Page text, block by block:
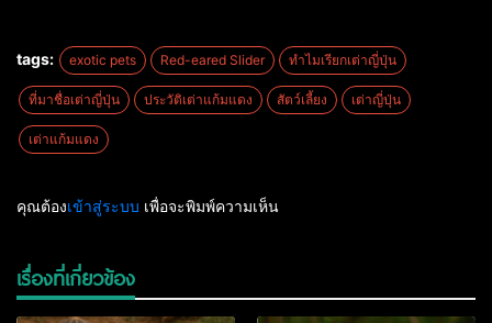
tags: exotic pets Red-eared Slider ทำไมเรียกเต่าญี่ปุ่น
ที่มาชื่อเต่าญี่ปุ่น ประวัติเต่าแก้มแดง สัตว์เลี้ยง เต่าญี่ปุ่น
เต่าแก้มแดง
คุณต้องเข้าสู่ระบบ เพื่อจะพิมพ์ความเห็น
เรื่องที่เกี่ยวข้อง